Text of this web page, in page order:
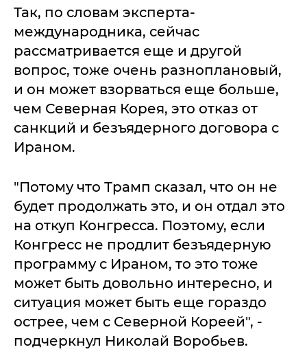
Так, по словам эксперта-
международника, сейчас
рассматривается еще и другой
вопрос, тоже очень разноплановый,
и он может взорваться еще больше,
чем Северная Корея, это отказ от
санкций и безъядерного договора с
Ираном.
"Потому что Трамп сказал, что он не
будет продолжать это, и он отдал это
на откуп Конгресса. Поэтому, если
Конгресс не продлит безъядерную
программу с Ираном, то это тоже
может быть довольно интересно, и
ситуация может быть еще гораздо
острее, чем с Северной Кореей", -
подчеркнул Николай Воробьев.